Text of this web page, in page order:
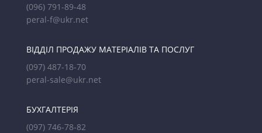
(096) 791-89-48
peral-f@ukr.net
ВІДДІЛ ПРОДАЖУ МАТЕРІАЛІВ ТА ПОСЛУГ
(097) 487-18-70
peral-sale@ukr.net
БУХГАЛТЕРІЯ
(097) 746-78-82